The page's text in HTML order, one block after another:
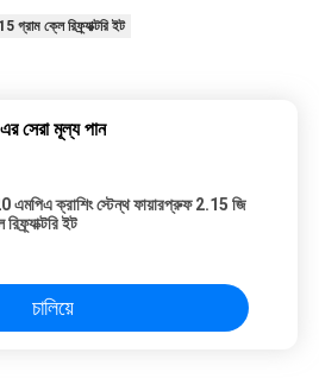
গ্রাম ক্লে রিফ্র্যাক্টরি ইট
এর সেরা মূল্য পান
এমপিএ ক্রাশিং স্টেন্থ ফায়ারপ্রুফ 2.15 জি
ইট
চালিয়ে